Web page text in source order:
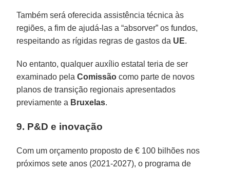
Também será oferecida assistência técnica às
regiões, a fim de ajudá-las a “absorver” os fundos,
respeitando as rígidas regras de gastos da UE.
No entanto, qualquer auxílio estatal teria de ser
examinado pelaComissão como parte de novos
planos de transição regionais apresentados
previamente a Bruxelas.
9. P&D e inovação
Com um orçamento proposto de € 100 bilhões nos
próximos sete anos (2021-2027), o programa de